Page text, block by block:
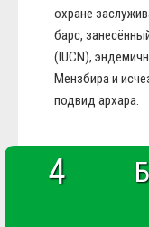
охране
барс,
(IUCN),
Мензбира и
подвид архара.
4